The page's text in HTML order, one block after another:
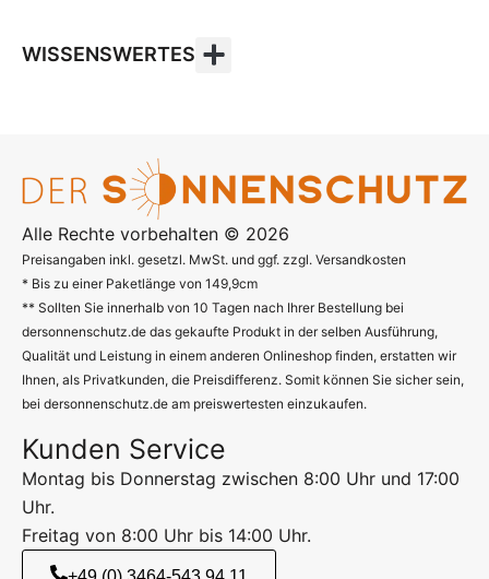
WISSENSWERTES
Alle Rechte vorbehalten © 2026
Preisangaben inkl. gesetzl. MwSt. und ggf. zzgl. Versandkosten
* Bis zu einer Paketlänge von 149,9cm
** Sollten Sie innerhalb von 10 Tagen nach Ihrer Bestellung bei
dersonnenschutz.de das gekaufte Produkt in der selben Ausführung,
Qualität und Leistung in einem anderen Onlineshop finden, erstatten wir
Ihnen, als Privatkunden, die Preisdifferenz. Somit können Sie sicher sein,
bei dersonnenschutz.de am preiswertesten einzukaufen.
Kunden Service
Montag bis Donnerstag zwischen 8:00 Uhr und 17:00
Uhr.
Freitag von 8:00 Uhr bis 14:00 Uhr.